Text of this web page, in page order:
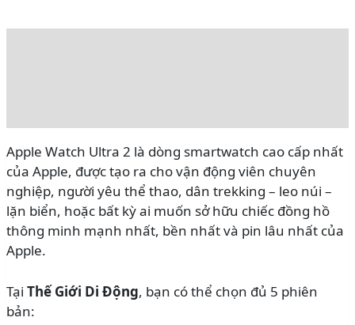
Apple Watch Ultra 2 là dòng smartwatch cao cấp nhất
của Apple, được tạo ra cho vận động viên chuyên
nghiệp, người yêu thể thao, dân trekking – leo núi –
lặn biển, hoặc bất kỳ ai muốn sở hữu chiếc đồng hồ
thông minh mạnh nhất, bền nhất và pin lâu nhất của
Apple.
Tại Thế Giới Di Động, bạn có thể chọn đủ 5 phiên
bản: